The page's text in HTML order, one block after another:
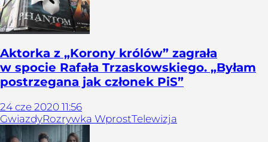
Aktorka z „Korony królów” zagrała
w spocie Rafała Trzaskowskiego. „Byłam
postrzegana jak członek PiS”
24 cze 2020 11:56
GwiazdyRozrywka WprostTelewizja